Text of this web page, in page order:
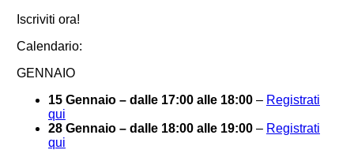
Iscriviti ora!
Calendario:
GENNAIO
15 Gennaio – dalle 17:00 alle 18:00– Registrati
qui
28 Gennaio – dalle 18:00 alle 19:00 – Registrati
qui